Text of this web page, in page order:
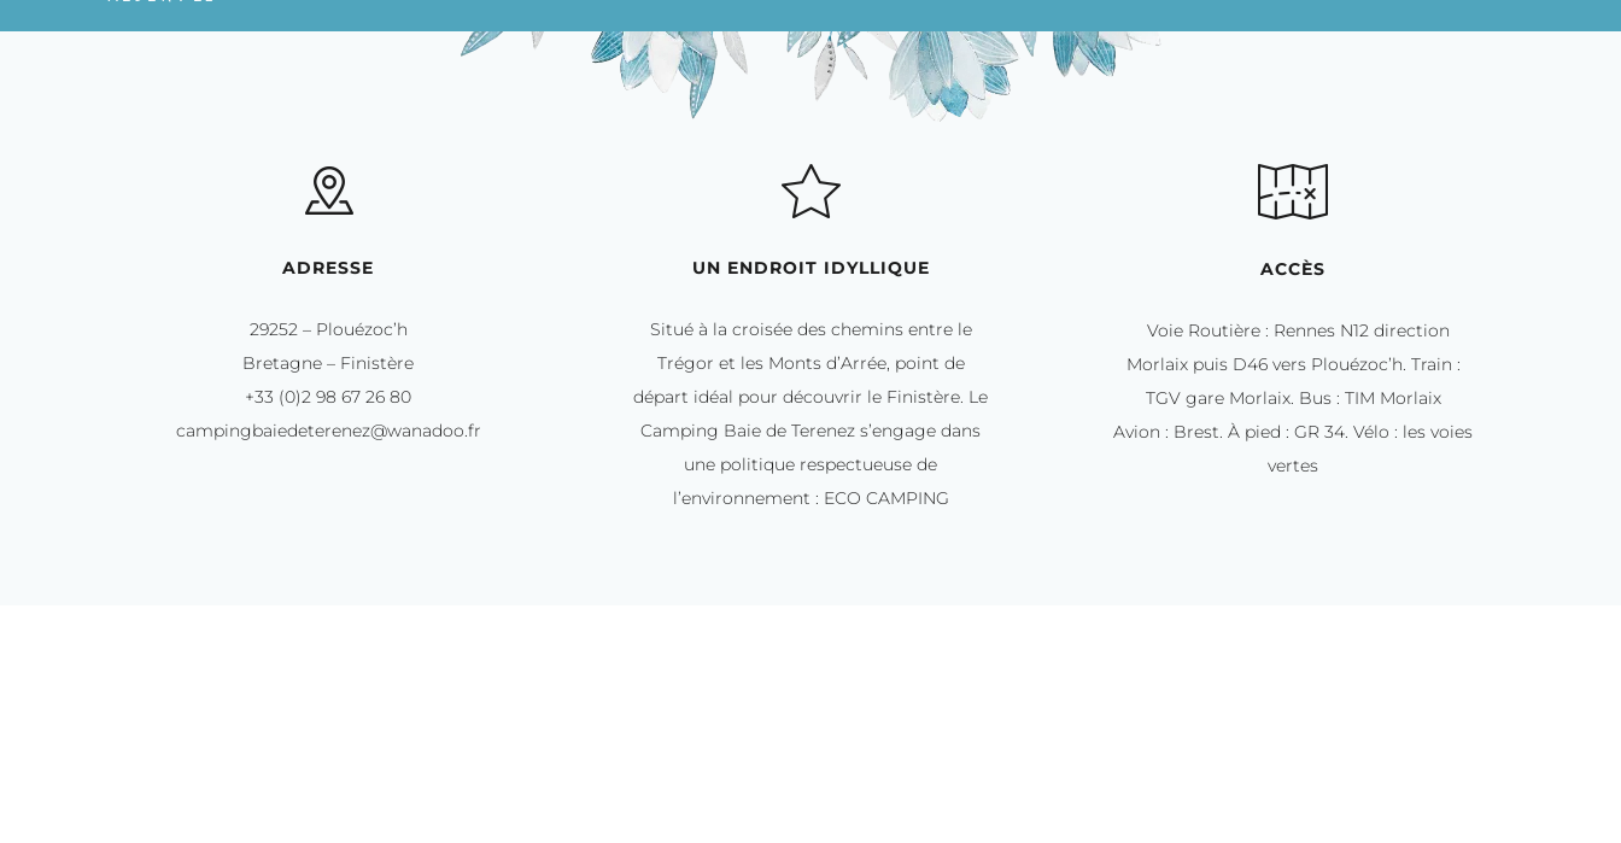
ADRESSE
29252 – Plouézoc’h
Bretagne – Finistère
+33 (0)2 98 67 26 80
campingbaiedeterenez@wanadoo.fr
UN ENDROIT IDYLLIQUE
Situé à la croisée des chemins entre le
Trégor et les Monts d’Arrée, point de
départ idéal pour découvrir le Finistère. Le
Camping Baie de Terenez s’engage dans
une politique respectueuse de
l’environnement : ECO CAMPING
ACCÈS
Voie Routière : Rennes N12 direction
Morlaix puis D46 vers Plouézoc’h. Train :
TGV gare Morlaix. Bus : TIM Morlaix
Avion : Brest. À pied : GR 34. Vélo : les voies
vertes